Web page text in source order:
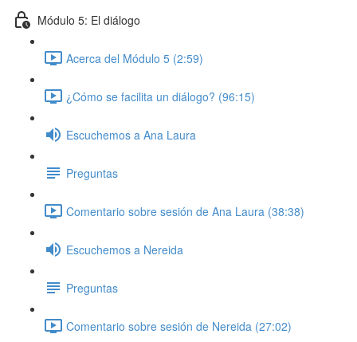
Módulo 5: El diálogo
Acerca del Módulo 5 (2:59)
¿Cómo se facilita un diálogo? (96:15)
Escuchemos a Ana Laura
Preguntas
Comentario sobre sesión de Ana Laura (38:38)
Escuchemos a Nereida
Preguntas
Comentario sobre sesión de Nereida (27:02)